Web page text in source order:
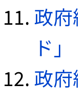
政
ド」
政